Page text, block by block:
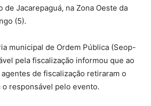
de Jacarepaguá, na Zona Oeste da
(5).
municipal de Ordem Pública (Seop-
pela fiscalização informou que ao
de fiscalização retiraram o
responsável pelo evento.